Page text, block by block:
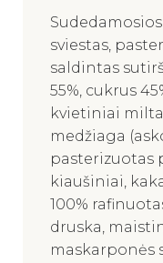
sviestas,
saldintas
55%, cukrus
kvietiniai
medžiaga
pasterizuotas
kiaušiniai,
100%
druska,
maskarponės